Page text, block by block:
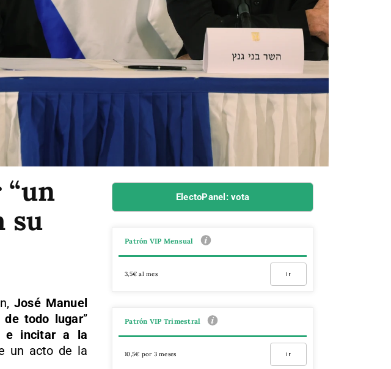
“un
su
José Manuel
de todo lugar”
e incitar a la
un acto de la
ElectoPanel: vota
Patrón VIP Mensual
3,5€ al mes Ir
Patrón VIP Trimestral
10,5€ por 3 meses Ir